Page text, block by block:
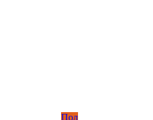
Пол